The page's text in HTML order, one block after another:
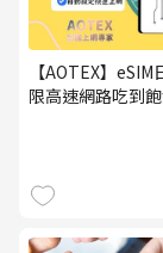
【AOTEX】
限高速網路吃到